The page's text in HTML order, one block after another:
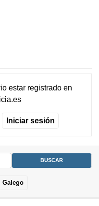
estar registradoen
Iniciar sesión
Galego